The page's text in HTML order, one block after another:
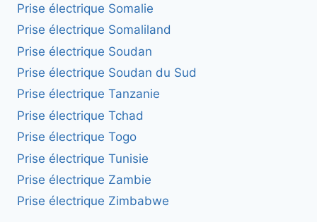
Prise électrique Somalie
Prise électrique Somaliland
Prise électrique Soudan
Prise électrique Soudan du Sud
Prise électrique Tanzanie
Prise électrique Tchad
Prise électrique Togo
Prise électrique Tunisie
Prise électrique Zambie
Prise électrique Zimbabwe